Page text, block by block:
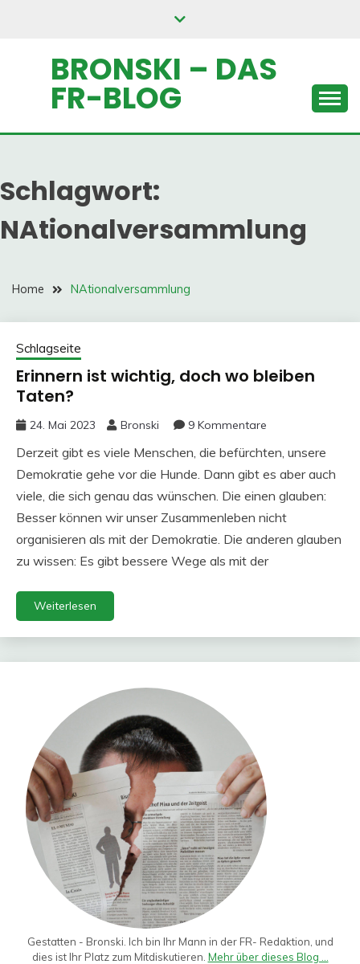
BRONSKI – DAS
FR-BLOG
Schlagwort:
NAtionalversammlung
Home NAtionalversammlung
Schlagseite
Erinnern ist wichtig, doch wo bleiben
Taten?
24. Mai 2023 Bronski 9 Kommentare
Derzeit gibt es viele Menschen, die befürchten, unsere
Demokratie gehe vor die Hunde. Dann gibt es aber auch
viele, die sich genau das wünschen. Die einen glauben:
Besser können wir unser Zusammenleben nicht
organisieren als mit der Demokratie. Die anderen glauben
zu wissen: Es gibt bessere Wege als mit der
Weiterlesen
Gestatten - Bronski. Ich bin Ihr Mann in der FR- Redaktion, und
dies ist Ihr Platz zum Mitdiskutieren. Mehr über dieses Blog ...